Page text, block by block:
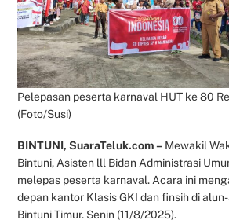
Pelepasan peserta karnaval HUT ke 80
(Foto/Susi)
BINTUNI, SuaraTeluk.com – Mewakil
Bintuni, Asisten lll Bidan Administrasi
melepas peserta karnaval. Acara ini
depan kantor Klasis GKI dan finsih di
Bintuni Timur. Senin (11/8/2025).